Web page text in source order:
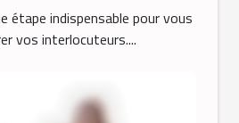
augmenter votre
étape indispensable pour vous
vos interlocuteurs....